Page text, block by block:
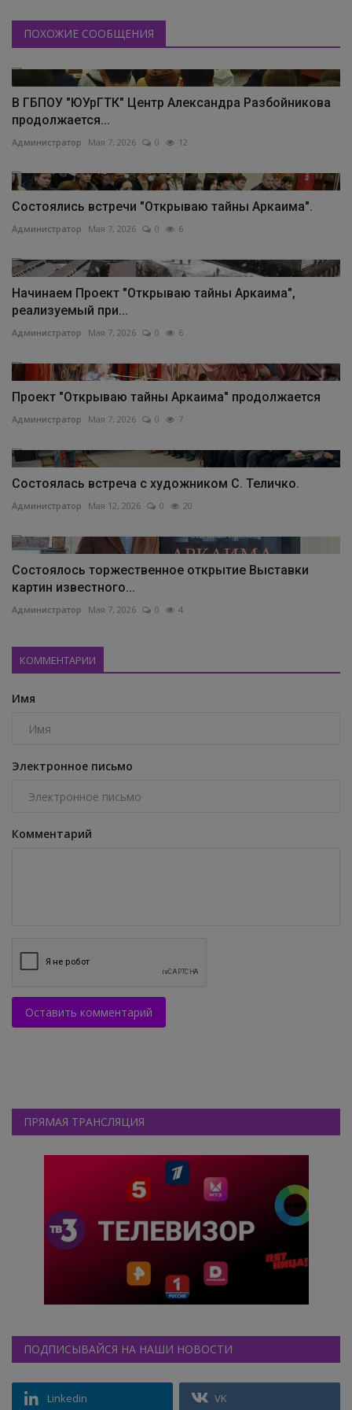
ПОХОЖИЕ СООБЩЕНИЯ
В ГБПОУ "ЮУрГТК" Центр Александра Разбойникова
продолжается...
Администратор Мая 7, 2026 0 12
Состоялись встречи "Открываю тайны Аркаима".
Администратор Мая 7, 2026 0 6
Начинаем Проект "Открываю тайны Аркаима",
реализуемый при...
Администратор Мая 7, 2026 0 6
Проект "Открываю тайны Аркаима" продолжается
Администратор Мая 7, 2026 0 7
Состоялась встреча с художником С. Теличко.
Администратор Мая 12, 2026 0 20
Состоялось торжественное открытие Выставки
картин известного...
Администратор Мая 7, 2026 0 4
КОММЕНТАРИИ
Имя
Электронное письмо
Комментарий
Оставить комментарий
ПРЯМАЯ ТРАНСЛЯЦИЯ
ПОДПИСЫВАЙСЯ НА НАШИ НОВОСТИ
Linkedin VK